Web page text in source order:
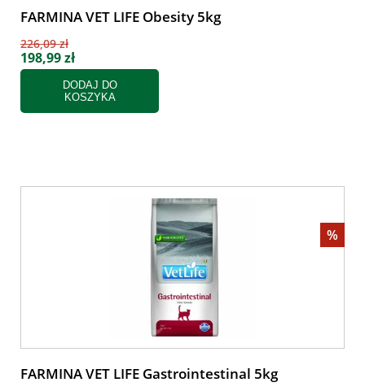
FARMINA VET LIFE Obesity 5kg
226,09 zł
198,99 zł
DODAJ DO
KOSZYKA
%
FARMINA VET LIFE Gastrointestinal 5kg